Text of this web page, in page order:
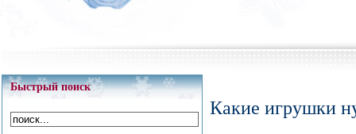
Быстрый поиск
Какие игрушки